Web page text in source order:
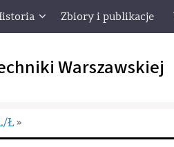
Zbiory i publikacje
Warszawskiej
Ł »